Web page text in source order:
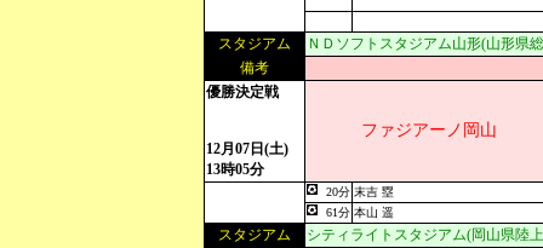
スタジアム
ＮＤソフトスタジアム山形(山形県
備考
優勝決定戦
12月07日(土)
13時05分
ファジアーノ岡山
20分 末吉 塁
61分 本山 遥
スタジアム
シティライトスタジアム(岡山県陸